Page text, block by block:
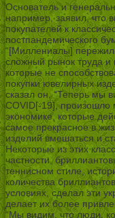
Основатель и
например, заявил, что
покупателей к
постпандемического
“[Миллениалы]
сложный рынок труда и
которые не
покупки ювелирных
сказал он. “Теперь мы
COVID[-19], произошло
экономике, которые
самое прекрасное в
изделий вмешаться и
Некоторые из этих
частности,
теннисном стиле,
количества
условиях, сделал эти
делает их более
“Мы видим, что люди,